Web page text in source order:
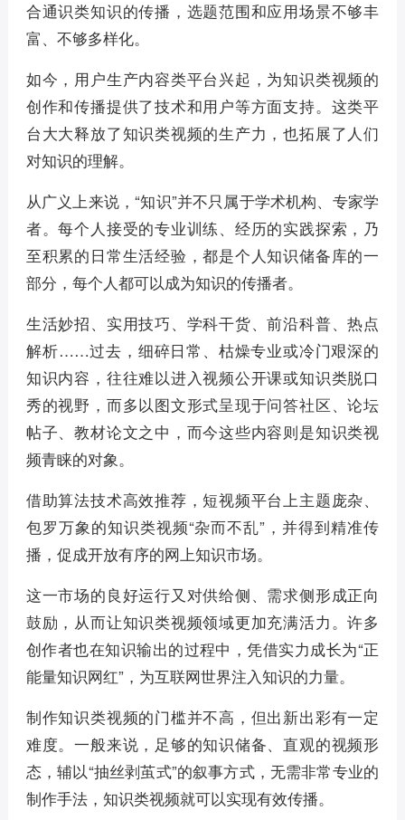
合通识类知识的传播，选题范围和应用场景不够丰
富、不够多样化。
如今，用户生产内容类平台兴起，为知识类视频的
创作和传播提供了技术和用户等方面支持。这类平
台大大释放了知识类视频的生产力，也拓展了人们
对知识的理解。
从广义上来说，“知识”并不只属于学术机构、专家学
者。每个人接受的专业训练、经历的实践探索，乃
至积累的日常生活经验，都是个人知识储备库的一
部分，每个人都可以成为知识的传播者。
生活妙招、实用技巧、学科干货、前沿科普、热点
解析……过去，细碎日常、枯燥专业或冷门艰深的
知识内容，往往难以进入视频公开课或知识类脱口
秀的视野，而多以图文形式呈现于问答社区、论坛
帖子、教材论文之中，而今这些内容则是知识类视
频青睐的对象。
借助算法技术高效推荐，短视频平台上主题庞杂、
包罗万象的知识类视频“杂而不乱”，并得到精准传
播，促成开放有序的网上知识市场。
这一市场的良好运行又对供给侧、需求侧形成正向
鼓励，从而让知识类视频领域更加充满活力。许多
创作者也在知识输出的过程中，凭借实力成长为“正
能量知识网红”，为互联网世界注入知识的力量。
制作知识类视频的门槛并不高，但出新出彩有一定
难度。一般来说，足够的知识储备、直观的视频形
态，辅以“抽丝剥茧式”的叙事方式，无需非常专业的
制作手法，知识类视频就可以实现有效传播。